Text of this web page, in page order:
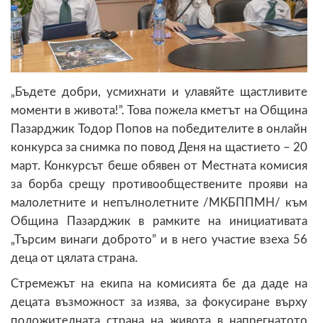
„Бъдете добри, усмихнати и улавяйте щастливите
моменти в живота!”. Това пожела кметът на Община
Пазарджик Тодор Попов на победителите в онлайн
конкурса за снимка по повод Деня на щастието – 20
март. Конкурсът беше обявен от Местната комисия
за борба срещу противообществените прояви на
малолетните и непълнолетните /МКБППМН/ към
Община Пазарджик в рамките на инициативата
„Търсим винаги доброто” и в него участие взеха 56
деца от цялата страна.
Стремежът на екипа на комисията бе да даде на
децата възможност за изява, за фокусиране върху
положителната страна на живота в напрегнатото